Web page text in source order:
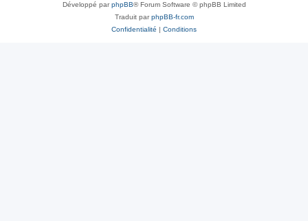
Développé parphpBB® Forum Software © phpBB Limited
Traduit parphpBB-fr.com
Confidentialité | Conditions